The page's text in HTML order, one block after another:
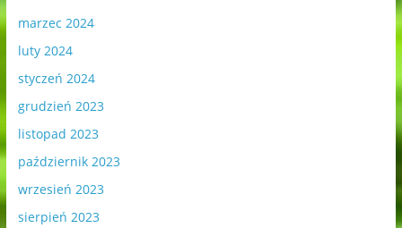
marzec 2024
luty 2024
styczeń 2024
grudzień 2023
listopad 2023
październik 2023
wrzesień 2023
sierpień 2023